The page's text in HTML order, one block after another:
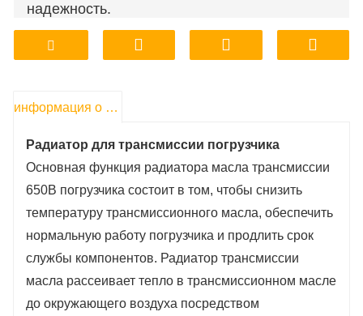
надежность.
4. Заводской магазин, настройка обработки
поддержки.
6. Заводское хранилище, доставка,
информация о продукте
Радиатор для трансмиссии погрузчика
Основная функция радиатора масла трансмиссии
650B погрузчика состоит в том, чтобы снизить
температуру трансмиссионного масла, обеспечить
нормальную работу погрузчика и продлить срок
службы компонентов. Радиатор трансмиссии
масла рассеивает тепло в трансмиссионном масле
до окружающего воздуха посредством